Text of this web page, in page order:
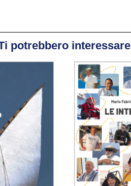
potrebbero interessare